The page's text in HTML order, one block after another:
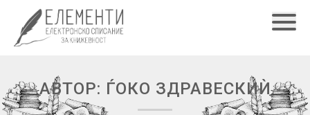
АВТОР: ЃОКО ЗДРАВЕСКИЍ